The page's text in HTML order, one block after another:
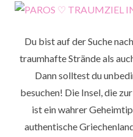
Du bist auf der Suche
traumhafte Strände als
Dann solltest du
besuchen! Die Insel, die
ist ein wahrer
authentische